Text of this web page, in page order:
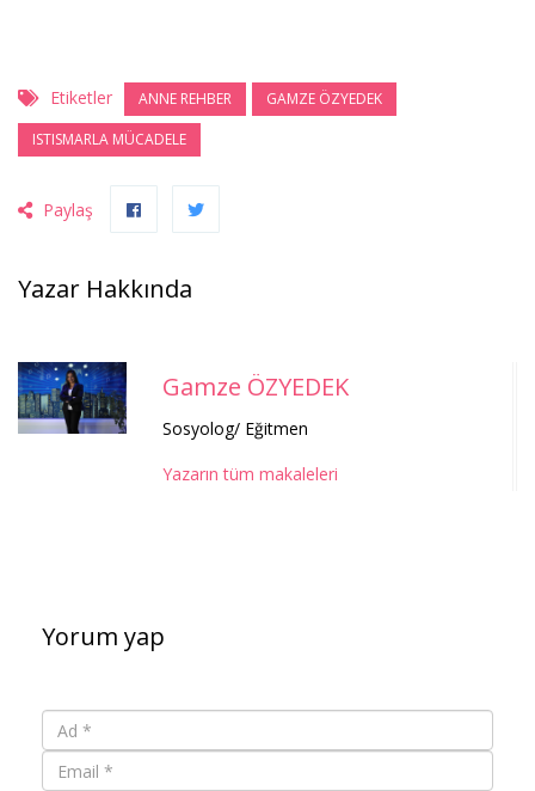
Etiketler ANNE REHBER
GAMZE ÖZYEDEK
ISTISMARLA MÜCADELE
Paylaş
Yazar Hakkında
Gamze ÖZYEDEK
Sosyolog/ Eğitmen
Yazarın tüm makaleleri
Yorum yap